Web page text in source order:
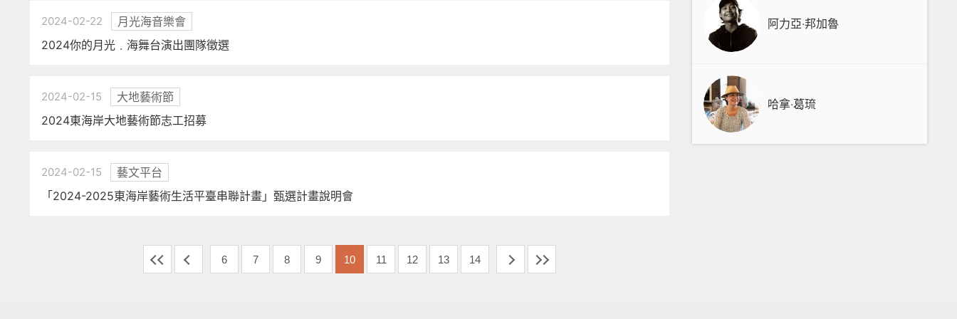
2024-02-22
月光海音樂會
2024你的月光﹒海舞台演出團隊徵選
2024-02-15
大地藝術節
2024東海岸大地藝術節志工招募
2024-02-15
藝文平台
「2024-2025東海岸藝術生活平臺串聯計畫」甄選計畫說明會
6 7 8 9 10 11 12 13 14
阿力亞‧邦加魯
哈拿‧葛琉